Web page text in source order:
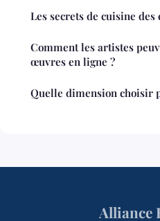
Les secrets de cuisine
Comment les artistes
œuvres en ligne ?
Quelle dimension choisir
Alliance